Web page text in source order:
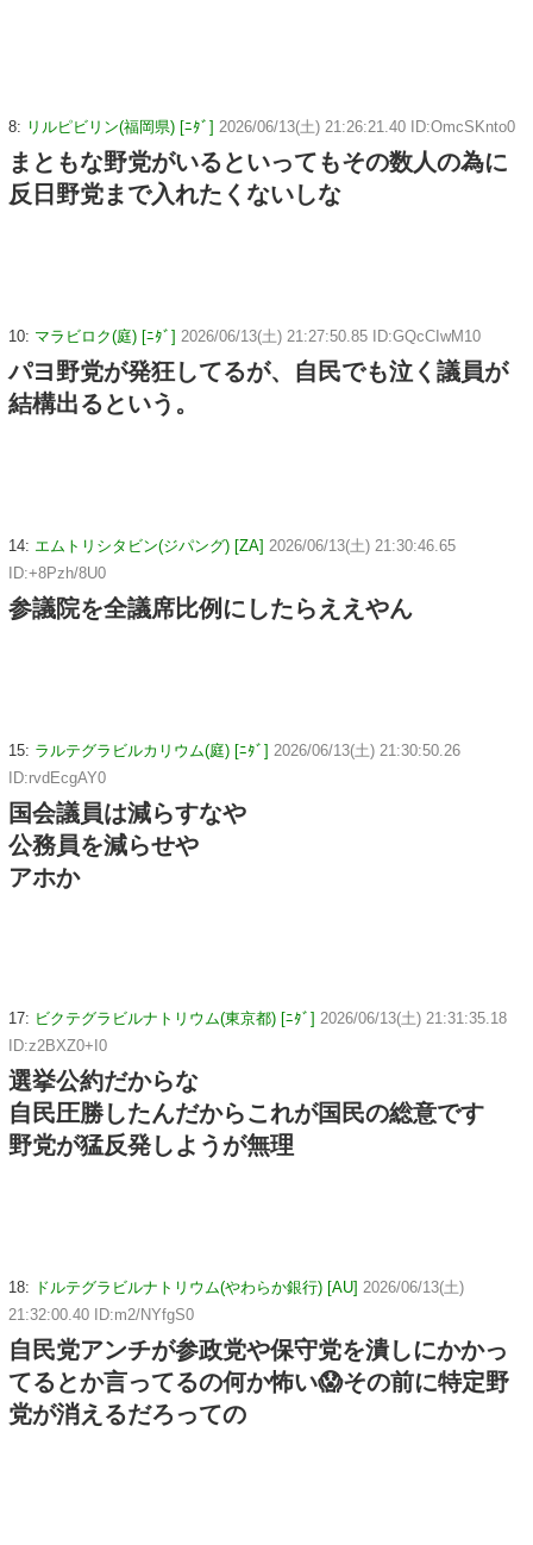
8: リルピビリン(福岡県) [ﾆﾀﾞ] 2026/06/13(土) 21:26:21.40 ID:OmcSKnto0
まともな野党がいるといってもその数人の為に
反日野党まで入れたくないしな
10: マラビロク(庭) [ﾆﾀﾞ] 2026/06/13(土) 21:27:50.85 ID:GQcCIwM10
パヨ野党が発狂してるが、自民でも泣く議員が
結構出るという。
14: エムトリシタビン(ジパング) [ZA] 2026/06/13(土) 21:30:46.65
ID:+8Pzh/8U0
参議院を全議席比例にしたらええやん
15: ラルテグラビルカリウム(庭) [ﾆﾀﾞ] 2026/06/13(土) 21:30:50.26
ID:rvdEcgAY0
国会議員は減らすなや
公務員を減らせや
アホか
17: ビクテグラビルナトリウム(東京都) [ﾆﾀﾞ] 2026/06/13(土) 21:31:35.18
ID:z2BXZ0+I0
選挙公約だからな
自民圧勝したんだからこれが国民の総意です
野党が猛反発しようが無理
18: ドルテグラビルナトリウム(やわらか銀行) [AU] 2026/06/13(土)
21:32:00.40 ID:m2/NYfgS0
自民党アンチが参政党や保守党を潰しにかかっ
てるとか言ってるの何か怖い😱その前に特定野
党が消えるだろっての